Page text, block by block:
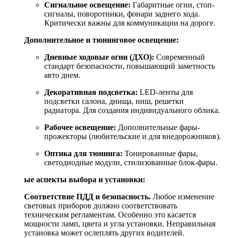
Сигнальное освещение: Габаритные огни, стоп-
сигналы, поворотники, фонари заднего хода.
Критически важны для коммуникации на дороге.
Дополнительное и тюнинговое освещение:
Дневные ходовые огни (ДХО): Современный
стандарт безопасности, повышающий заметность
авто днем.
Декоративная подсветка: LED-ленты для
подсветки салона, днища, ниш, решетки
радиатора. Для создания индивидуального облика.
Рабочее освещение: Дополнительные фары-
прожекторы (любительские и для внедорожников).
Оптика для тюнинга: Тонированные фары,
светодиодные модули, стилизованные блок-фары.
Важные аспекты выбора и установки:
Соответствие ПДД и безопасность. Любое изменение
световых приборов должно соответствовать
техническим регламентам. Особенно это касается
мощности ламп, цвета и угла установки. Неправильная
установка может ослеплять других водителей.